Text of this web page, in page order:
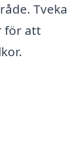
Tveka
för att